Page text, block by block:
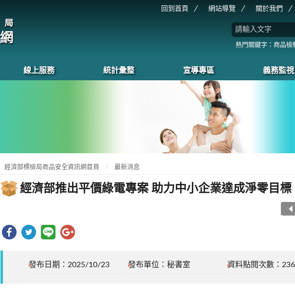
回到首頁 網站導覽 關於我們
商品檢
線上服務 統計彙整 宣導專區 義務監
經濟部標檢局商品安全資訊網首頁 最新消息
經濟部推出平價綠電專案 助力中小企業達成淨零目標
發布日期：2025/10/23 發布單位：秘書室 資料點閱次數：